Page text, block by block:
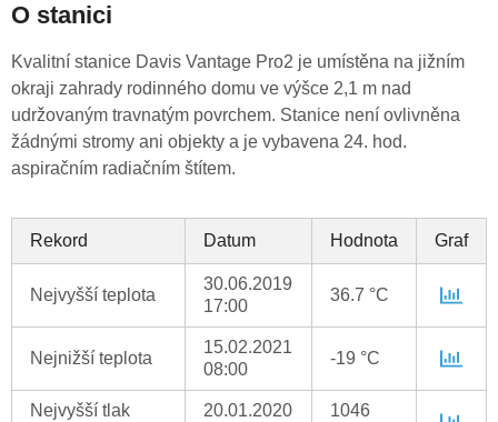
O stanici
Kvalitní stanice Davis Vantage Pro2 je umístěna na jižním
okraji zahrady rodinného domu ve výšce 2,1 m nad
udržovaným travnatým povrchem. Stanice není ovlivněna
žádnými stromy ani objekty a je vybavena 24. hod.
aspiračním radiačním štítem.
Rekord Datum Hodnota Graf
Nejvyšší teplota
30.06.2019
17:00
36.7 °C
Nejnižší teplota
15.02.2021
08:00
-19 °C
Nejvyšší tlak 20.01.2020 1046